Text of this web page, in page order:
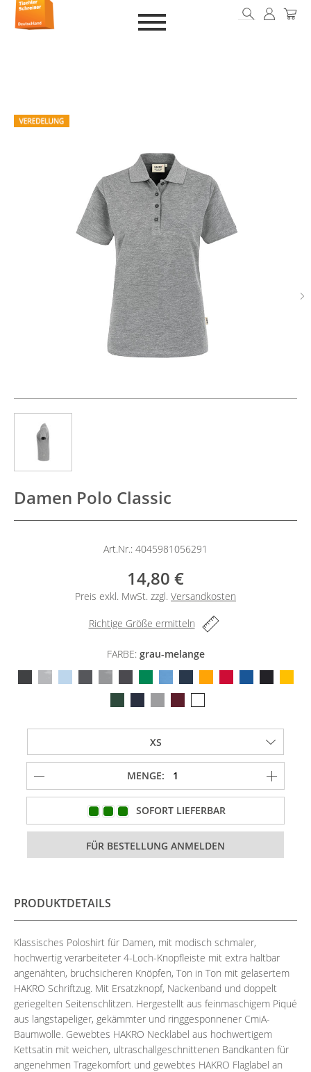
Damen Polo Classic
Art.Nr.: 4045981056291
14,80 €
Preis exkl. MwSt. zzgl. Versandkosten
Richtige Größe ermitteln
FARBE: grau-melange
MENGE:
SOFORT LIEFERBAR
PRODUKTDETAILS
Klassisches Poloshirt für Damen, mit modisch schmaler,
hochwertig verarbeiteter 4-Loch-Knopfleiste mit extra haltbar
angenähten, bruchsicheren Knöpfen, Ton in Ton mit gelasertem
HAKRO Schriftzug. Mit Ersatzknopf, Nackenband und doppelt
geriegelten Seitenschlitzen. Hergestellt aus feinmaschigem Piqué
aus langstapeliger, gekämmter und ringgesponnener CmiA-
Baumwolle. Gewebtes HAKRO Necklabel aus hochwertigem
Kettsatin mit weichen, ultraschallgeschnittenen Bandkanten für
angenehmen Tragekomfort und gewebtes HAKRO Flaglabel an